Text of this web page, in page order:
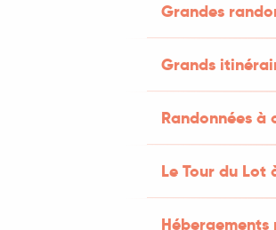
Grandes
Grands
Randonnées
Le Tour du Lot